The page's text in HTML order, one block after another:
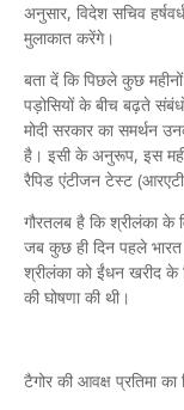
अनुसार, विदेश सचिव
मुलाकात करेंगे।
बता दें कि पिछले कुछ
पड़ोसियों के बीच बढ़ते
मोदी सरकार का समर्थन
है। इसी के अनुरूप, इस
रैपिड एंटीजन टेस्ट
गौरतलब है कि श्रीलंका के
जब कुछ ही दिन पहले
श्रीलंका को ईंधन खरीद के
की घोषणा की थी।
टैगोर की आवक्ष प्रतिमा